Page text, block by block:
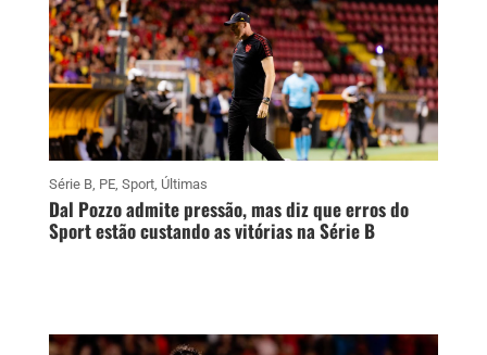
Série B, PE, Sport, Últimas
Dal Pozzo admite pressão, mas diz que erros do
Sport estão custando as vitórias na Série B